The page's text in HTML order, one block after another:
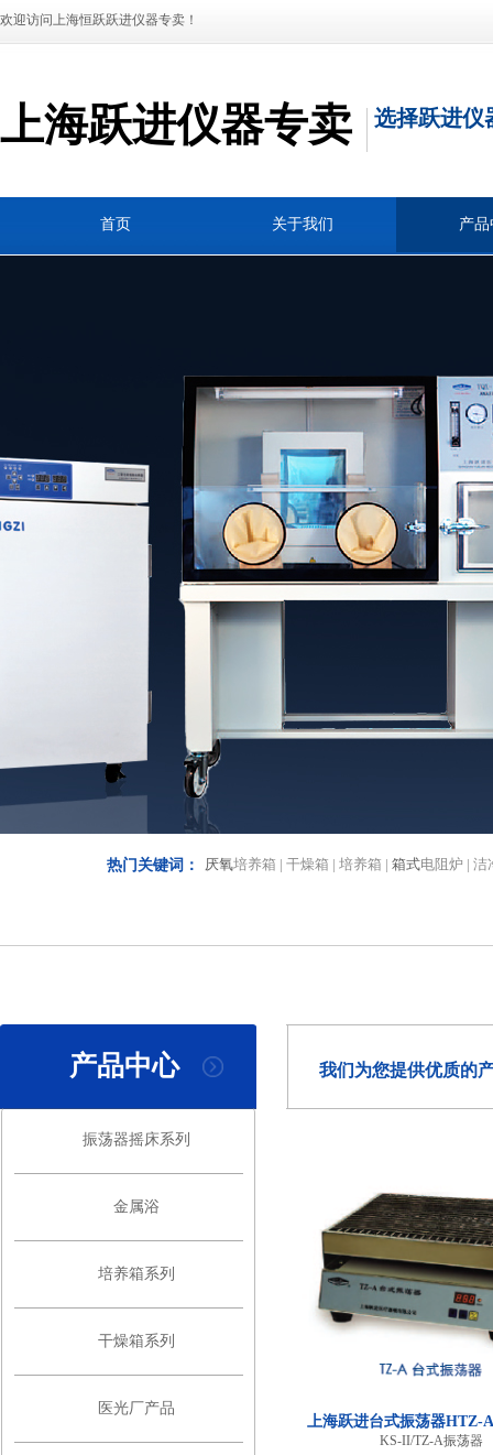
欢迎访问上海恒跃跃进仪器专卖！
上海跃进仪器专卖 选择跃进仪
首页 关于我们 产
厌氧培养箱 | 干燥箱 | 培养箱 | 箱式电阻炉 | 洁
热门关键词：
产品中心 我们为您提供优质的
振荡器摇床系列
金属浴
培养箱系列
干燥箱系列
医光厂产品
上海跃进台式振荡器HTZ-
KS-II/TZ-A振荡器